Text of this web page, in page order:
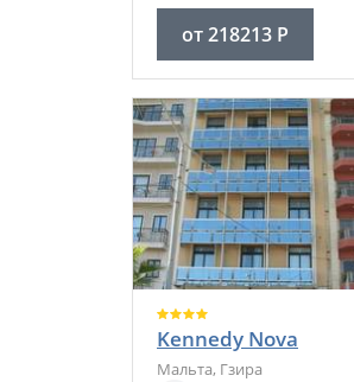
от218213 Р
Kennedy Nova
Мальта, Гзира